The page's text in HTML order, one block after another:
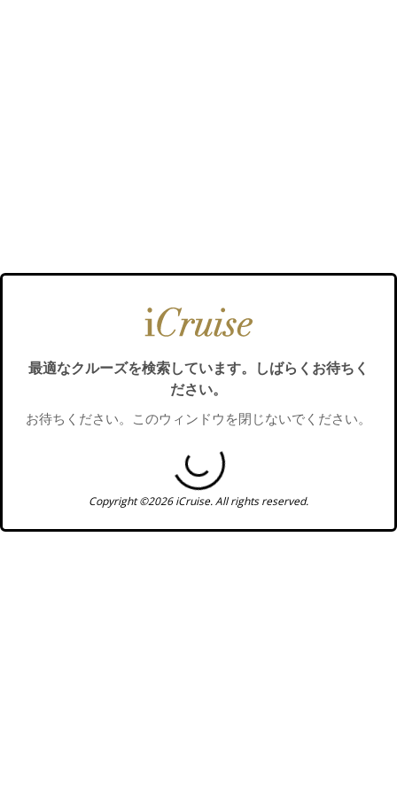
最適なクルーズを検索しています。しばらくお待ちく
ださい。
お待ちください。このウィンドウを閉じないでください。
Copyright ©2026 iCruise. All rights reserved.